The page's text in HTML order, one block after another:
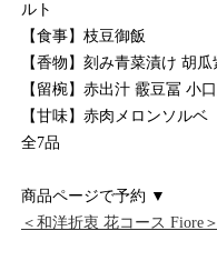
ルト
【食事】枝豆御飯
【香物】刻み青菜漬け 胡
【留椀】赤出汁 霰豆冨 小
【甘味】赤肉メロンソルベ
全7品
商品ページで予約 ▼
＜和洋折衷 花コース Fiore